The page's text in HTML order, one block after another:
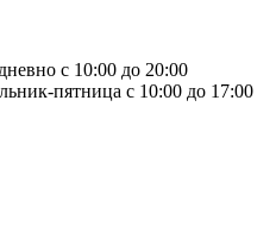
с 10:00 до 20:00
пятница с 10:00 до 17:00